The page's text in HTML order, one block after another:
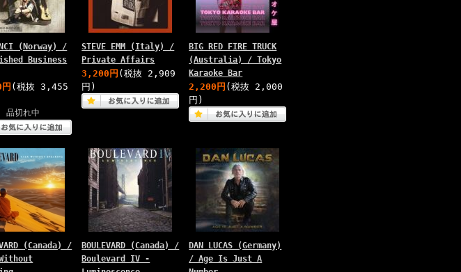
(Norway) /
Business
(税抜 3,455
品切れ中
STEVE EMM (Italy) /
Private Affairs
3,200円 (税抜 2,909
円)
BIG RED FIRE TRUCK
(Australia) / Tokyo
Karaoke Bar
2,200円 (税抜 2,000
円)
(Canada) /
BOULEVARD (Canada) /
Boulevard IV -
DAN LUCAS (Germany)
/ Age Is Just A